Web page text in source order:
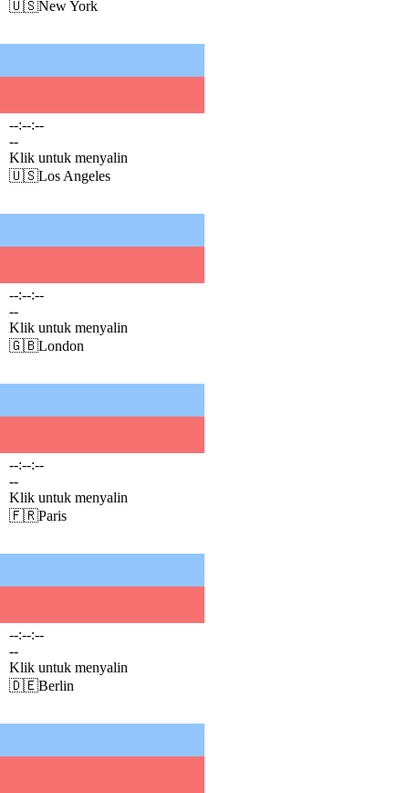
🇺🇸New York
--:--:--
--
Klik untuk menyalin
🇺🇸Los Angeles
--:--:--
--
Klik untuk menyalin
🇬🇧London
--:--:--
--
Klik untuk menyalin
🇫🇷Paris
--:--:--
--
Klik untuk menyalin
🇩🇪Berlin